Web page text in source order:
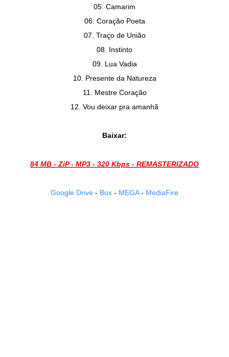
05. Camarim
06. Coração Poeta
07. Traço de União
08. Instinto
09. Lua Vadia
10. Presente da Natureza
11. Mestre Coração
12. Vou deixar pra amanhã
Baixar:
84 MB - ZiP - MP3 - 320 Kbps - REMASTERIZADO
Google Drive - Box - MEGA- MediaFire